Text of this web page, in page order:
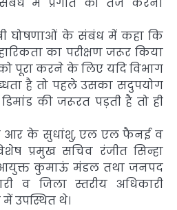
में प्रगति को तेज करना
घोषणाओं के संबंध में कहा कि
का परीक्षण जरूर किया
पूरा करने के लिए यदि विभाग
है तो पहले उसका सदुपयोग
की जरूरत पड़ती है तो ही
आर के सुधांशु, एल एल फैनई व
प्रमुख सचिव रंजीत सिन्हा
आयुक्त कुमाऊं मंडल तथा जनपद
व जिला स्तरीय अधिकारी
उपस्थित थे।